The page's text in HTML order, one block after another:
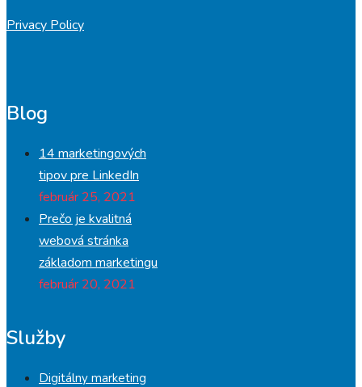
Privacy Policy
Blog
14 marketingových
tipov pre LinkedIn
február 25, 2021
Prečo je kvalitná
webová stránka
základom marketingu
február 20, 2021
Služby
Digitálny marketing